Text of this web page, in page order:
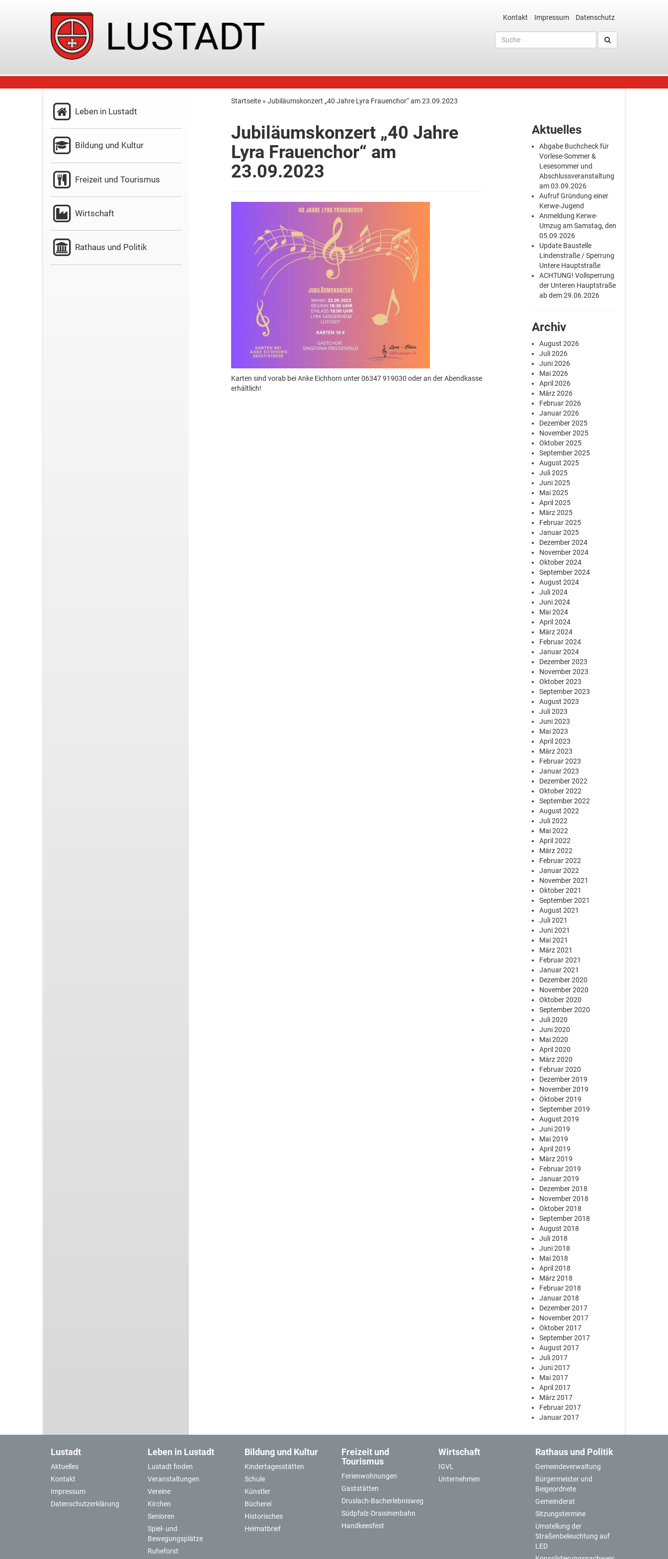
Kontakt Impressum Datenschutz
Leben in Lustadt
Bildung und Kultur
Freizeit und Tourismus
Wirtschaft
Rathaus und Politik
Startseite »Jubiläumskonzert „40 Jahre Lyra Frauenchor“ am 23.09.2023
Jubiläumskonzert „40 Jahre
Lyra Frauenchor“ am
23.09.2023
Karten sind vorab bei Anke Eichhorn unter 06347 919030 oder an der Abendkasse
erhältlich!
Aktuelles
Abgabe Buchcheck für
Vorlese-Sommer &
Lesesommer und
Abschlussveranstaltung
am 03.09.2026
Aufruf Gründung einer
Kerwe-Jugend
Anmeldung Kerwe-
Umzug am Samstag, den
05.09.2026
Update Baustelle
Lindenstraße / Sperrung
Untere Hauptstraße
ACHTUNG! Vollsperrung
der Unteren Hauptstraße
ab dem 29.06.2026
Archiv
August 2026
Juli 2026
Juni 2026
Mai 2026
April 2026
März 2026
Februar 2026
Januar 2026
Dezember 2025
November 2025
Oktober 2025
September 2025
August 2025
Juli 2025
Juni 2025
Mai 2025
April 2025
März 2025
Februar 2025
Januar 2025
Dezember 2024
November 2024
Oktober 2024
September 2024
August 2024
Juli 2024
Juni 2024
Mai 2024
April 2024
März 2024
Februar 2024
Januar 2024
Dezember 2023
November 2023
Oktober 2023
September 2023
August 2023
Juli 2023
Juni 2023
Mai 2023
April 2023
März 2023
Februar 2023
Januar 2023
Dezember 2022
Oktober 2022
September 2022
August 2022
Juli 2022
Mai 2022
April 2022
März 2022
Februar 2022
Januar 2022
November 2021
Oktober 2021
September 2021
August 2021
Juli 2021
Juni 2021
Mai 2021
März 2021
Februar 2021
Januar 2021
Dezember 2020
November 2020
Oktober 2020
September 2020
Juli 2020
Juni 2020
Mai 2020
April 2020
März 2020
Februar 2020
Dezember 2019
November 2019
Oktober 2019
September 2019
August 2019
Juni 2019
Mai 2019
April 2019
März 2019
Februar 2019
Januar 2019
Dezember 2018
November 2018
Oktober 2018
September 2018
August 2018
Juli 2018
Juni 2018
Mai 2018
April 2018
März 2018
Februar 2018
Januar 2018
Dezember 2017
November 2017
Oktober 2017
September 2017
August 2017
Juli 2017
Juni 2017
Mai 2017
April 2017
März 2017
Februar 2017
Januar 2017
Lustadt
Aktuelles
Kontakt
Impressum
Datenschutzerklärung
Leben in Lustadt
Lustadt finden
Veranstaltungen
Vereine
Kirchen
Senioren
Spiel- und
Bewegungsplätze
Ruheforst
Bildung und Kultur
Kindertagesstätten
Schule
Künstler
Bücherei
Historisches
Heimatbrief
Freizeit und
Tourismus
Ferienwohnungen
Gaststätten
Druslach-Bacherlebnisweg
Südpfalz-Draisinenbahn
Handkeesfest
Wirtschaft
IGVL
Unternehmen
Rathaus und Politik
Gemeindeverwaltung
Bürgermeister und
Beigeordnete
Gemeinderat
Sitzungstermine
Umstellung der
Straßenbeleuchtung auf
LED